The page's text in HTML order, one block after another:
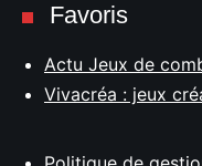
Favoris
Actu Jeux de
Vivacréa : jeux